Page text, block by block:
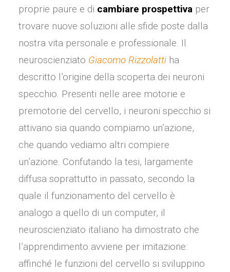
proprie paure e di cambiare prospettiva per
trovare nuove soluzioni alle sfide poste dalla
nostra vita personale e professionale. Il
neuroscienziato Giacomo Rizzolatti ha
descritto l’origine della scoperta dei neuroni
specchio. Presenti nelle aree motorie e
premotorie del cervello, i neuroni specchio si
attivano sia quando compiamo un’azione,
che quando vediamo altri compiere
un’azione. Confutando la tesi, largamente
diffusa soprattutto in passato, secondo la
quale il funzionamento del cervello è
analogo a quello di un computer, il
neuroscienziato italiano ha dimostrato che
l’apprendimento avviene per imitazione:
affinché le funzioni del cervello si sviluppino